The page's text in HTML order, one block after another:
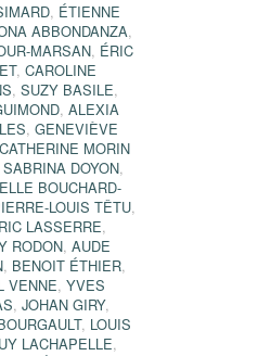
, ÉTIENNE
ABBONDANZA,
MARSAN, ÉRIC
, CAROLINE
, SUZY BASILE,
, ALEXIA
, GENEVIÈVE
CATHERINE MORIN
SABRINA DOYON,
BOUCHARD-
LOUIS TÊTU,
LASSERRE,
RODON, AUDE
, BENOIT ÉTHIER,
VENNE, YVES
, JOHAN GIRY,
, LOUIS
LACHAPELLE,